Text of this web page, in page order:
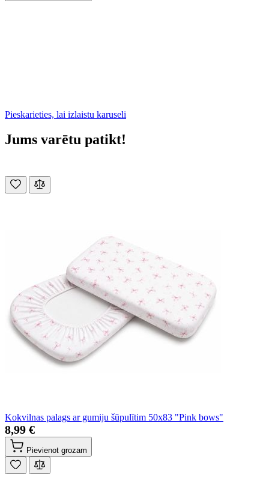
Pieskarieties, lai izlaistu karuseli
Jums varētu patikt!
Kokvilnas palags ar gumiju šūpulītim 50x83 "Pink bows"
8,99 €
Pievienot grozam